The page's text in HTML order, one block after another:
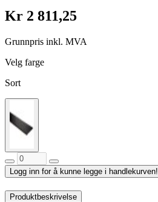
Kr 2 811,25
Grunnpris inkl. MVA
Velg farge
Sort
Logg inn for å kunne legge i handlekurven!
Produktbeskrivelse